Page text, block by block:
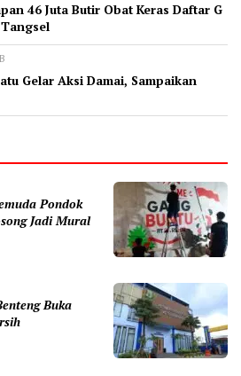
46 Juta Butir Obat Keras Daftar G
Gelar Aksi Damai, Sampaikan
Pondok
Jadi Mural
Buka